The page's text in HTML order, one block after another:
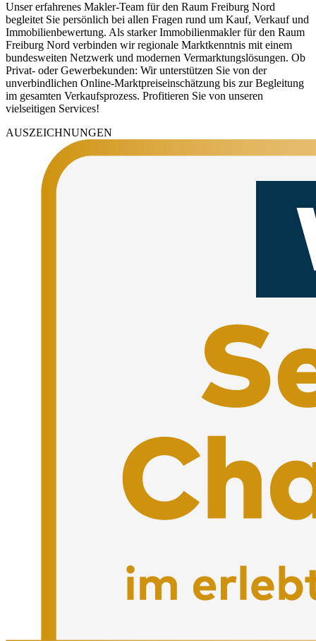
Unser erfahrenes Makler-Team für den Raum Freiburg Nord
begleitet Sie persönlich bei allen Fragen rund um Kauf, Verkauf und
Immobilienbewertung. Als starker Immobilienmakler für den Raum
Freiburg Nord verbinden wir regionale Marktkenntnis mit einem
bundesweiten Netzwerk und modernen Vermarktungslösungen. Ob
Privat- oder Gewerbekunden: Wir unterstützen Sie von der
unverbindlichen Online-Marktpreiseinschätzung bis zur Begleitung
im gesamten Verkaufsprozess. Profitieren Sie von unseren
vielseitigen Services!
AUSZEICHNUNGEN